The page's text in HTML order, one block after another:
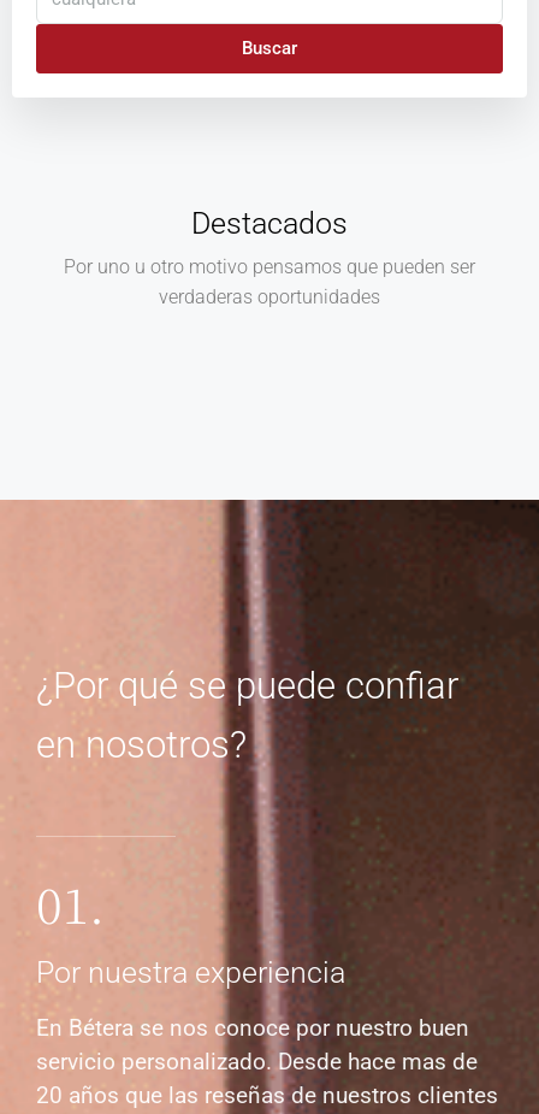
Buscar
Destacados
Por uno u otro motivo pensamos que pueden ser
verdaderas oportunidades
¿Por qué se puede confiar
en nosotros?
01.
Por nuestra experiencia
En Bétera se nos conoce por nuestro buen
servicio personalizado. Desde hace mas de
20 años que las reseñas de nuestros clientes